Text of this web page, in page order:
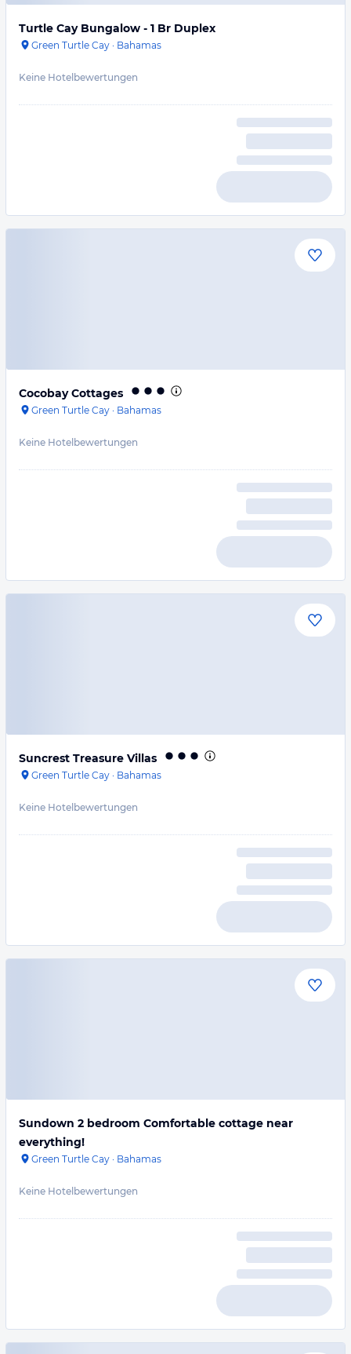
Turtle Cay Bungalow - 1 Br Duplex
Green Turtle Cay · Bahamas
Keine Hotelbewertungen
Cocobay Cottages
Green Turtle Cay · Bahamas
Keine Hotelbewertungen
Suncrest Treasure Villas
Green Turtle Cay · Bahamas
Keine Hotelbewertungen
Sundown 2 bedroom Comfortable cottage near
everything!
Green Turtle Cay · Bahamas
Keine Hotelbewertungen